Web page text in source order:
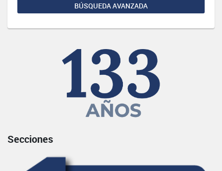
BÚSQUEDA AVANZADA
Secciones